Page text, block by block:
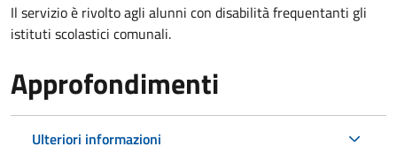
Il servizio è rivolto agli alunni con disabilità frequentanti gli
istituti scolastici comunali.
Approfondimenti
Ulteriori informazioni